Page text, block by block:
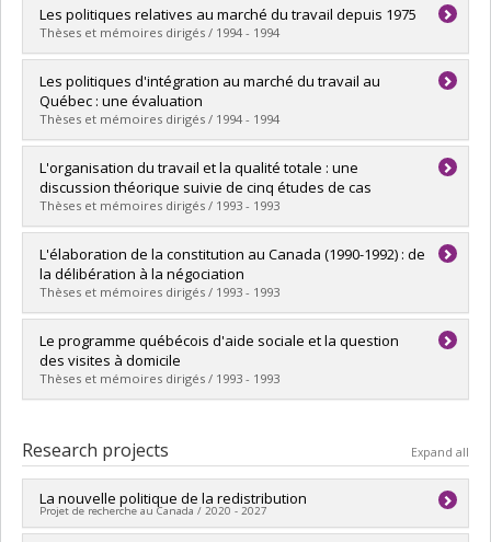
Graduate :Bernier, Alain
Cycle : Master's
Grade :M. Sc.
Lien vers le document dans Papyrus
Les politiques relatives au marché du travail depuis 1975
Thèses et mémoires dirigés / 1994 - 1994
Graduate :Henry, Benoit
Cycle :Master's
Grade :M. Sc.
Lien vers le document dans Papyrus
Les politiques d'intégration au marché du travail au
Québec : une évaluation
Thèses et mémoires dirigés / 1994 - 1994
Graduate :Dufour, Pascale
Cycle :Master's
Grade :M. Sc.
Lien vers le document dans Papyrus
L'organisation du travail et la qualité totale : une
discussion théorique suivie de cinq études de cas
Thèses et mémoires dirigés / 1993 - 1993
Graduate :Rouillard, Christian
Cycle :Master's
Grade :M. Sc.
Lien vers le document dans Papyrus
L'élaboration de la constitution au Canada (1990-1992) : de
la délibération à la négociation
Thèses et mémoires dirigés / 1993 - 1993
Graduate :Bernatchez, Stéphane
Cycle :Master's
Grade :M. Sc.
Lien vers le document dans Papyrus
Le programme québécois d'aide sociale et la question
des visites à domicile
Thèses et mémoires dirigés / 1993 - 1993
Cycle :Master's
Grade :M. Sc.
Lien vers le document dans Papyrus
Research projects Expand all
La nouvelle politique de la redistribution
Projet de recherche au Canada / 2020 - 2027